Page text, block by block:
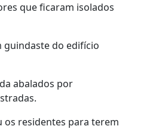
que ficaram isolados
guindaste do edifício
abalados por
os residentes para terem